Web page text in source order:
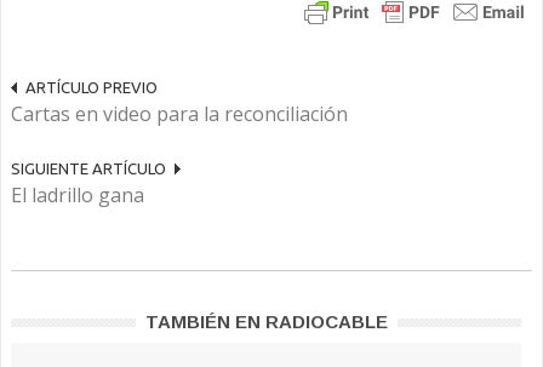
ARTÍCULO PREVIO
Cartas en video para la reconciliación
SIGUIENTE ARTÍCULO
El ladrillo gana
TAMBIÉN EN RADIOCABLE